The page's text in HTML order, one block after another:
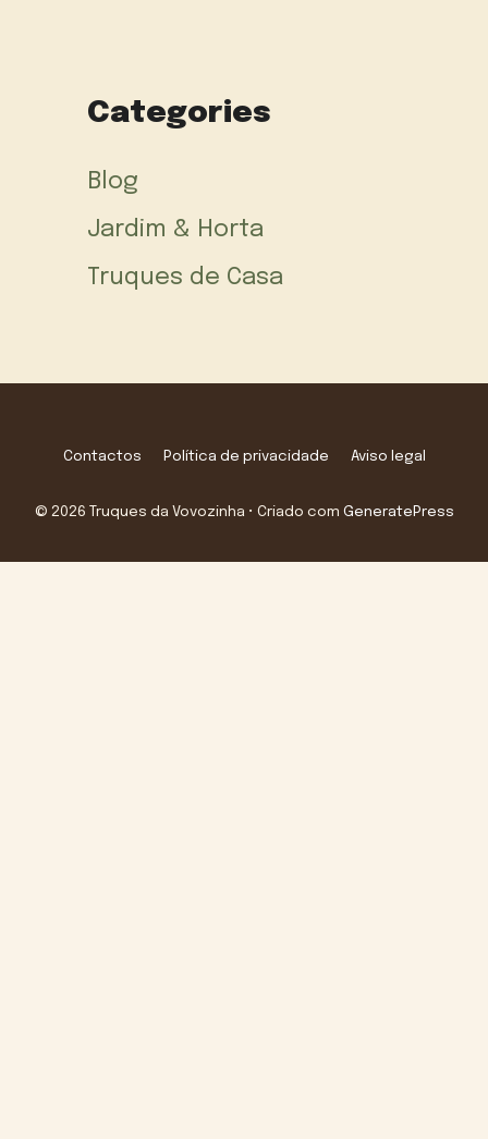
Categories
Blog
Jardim & Horta
Truques de Casa
Contactos Política de privacidade Aviso legal
© 2026 Truques da Vovozinha • Criado com GeneratePress